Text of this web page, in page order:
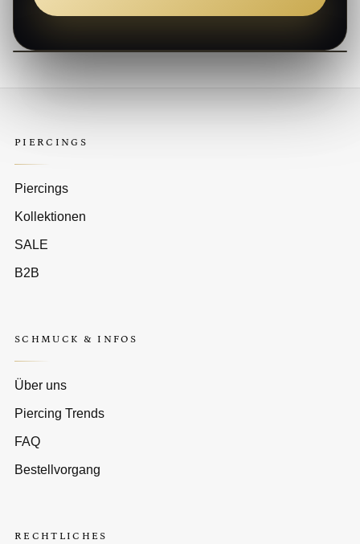
PIERCINGS
Piercings
Kollektionen
SALE
B2B
SCHMUCK & INFOS
Über uns
Piercing Trends
FAQ
Bestellvorgang
RECHTLICHES